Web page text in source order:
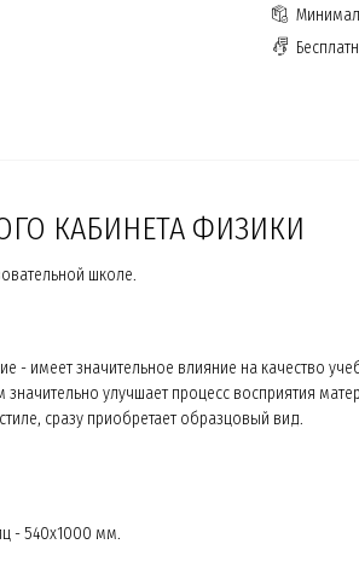
КАБИНЕТА ФИЗИКИ
школе.
- имеет значительное влияние на качество
улучшает процесс восприятия
сразу приобретает образцовый вид.
- 540х1000 мм.